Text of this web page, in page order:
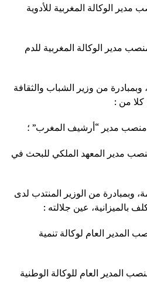
الوكالة المغربية للأدوية
مدير الوكالة المغربية للدم
من وزير الشباب والثقافة
كلا من :
مدير “أرشيف المغرب” ؛
مدير المعهد الملكي للبحث في
وبمبادرة من الوزير المنتدب لدى
بالميزانية، عين جلالته :
المدير العام لوكالة تنمية
المدير العام للوكالة الوطنية